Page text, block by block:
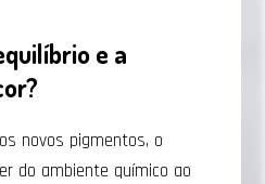
e a
novos pigmentos, o
do ambiente químico ao